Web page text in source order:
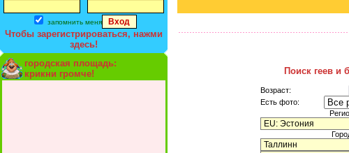
запомнить меня
Чтобы зарегистрироваться, нажми
здесь!
городская площадь:
крикни громче!
Поиск геев и
Возраст:
Есть фото: